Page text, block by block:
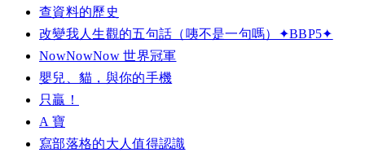
查資料的歷史
改變我人生觀的五句話（咦不是一句嗎）✦BBP5✦
NowNowNow 世界冠軍
嬰兒、貓，與你的手機
只贏！
A 寶
寫部落格的大人值得認識